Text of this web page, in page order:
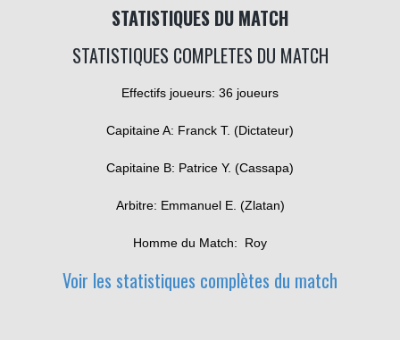
STATISTIQUES DU MATCH
STATISTIQUES COMPLETES DU MATCH
Effectifs joueurs: 36 joueurs
Capitaine A: Franck T. (Dictateur)
Capitaine B: Patrice Y. (Cassapa)
Arbitre: Emmanuel E. (Zlatan)
Homme du Match: Roy
Voir les statistiques complètes du match